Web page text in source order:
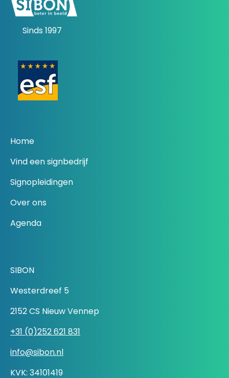
Sinds 1997
Home
Vind een signbedrijf
Signopleidingen
Over ons
Agenda
SIBON
Westerdreef 5
2152 CS Nieuw Vennep
+31 (0)252 621 831
info@sibon.nl
KVK: 34101419